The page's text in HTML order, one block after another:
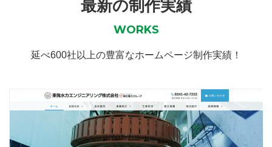
最新の制作実績
WORKS
延べ600社以上の豊富なホームページ制作実績！